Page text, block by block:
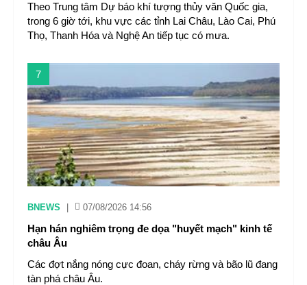
Theo Trung tâm Dự báo khí tượng thủy văn Quốc gia,
trong 6 giờ tới, khu vực các tỉnh Lai Châu, Lào Cai, Phú
Thọ, Thanh Hóa và Nghệ An tiếp tục có mưa.
7
BNEWS 07/08/2026 14:56
Hạn hán nghiêm trọng đe dọa "huyết mạch" kinh tế
châu Âu
Các đợt nắng nóng cực đoan, cháy rừng và bão lũ đang
tàn phá châu Âu.